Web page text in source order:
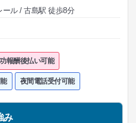
ール / 古島駅 徒歩8分
報酬後払い可能
夜間電話受付可能
み